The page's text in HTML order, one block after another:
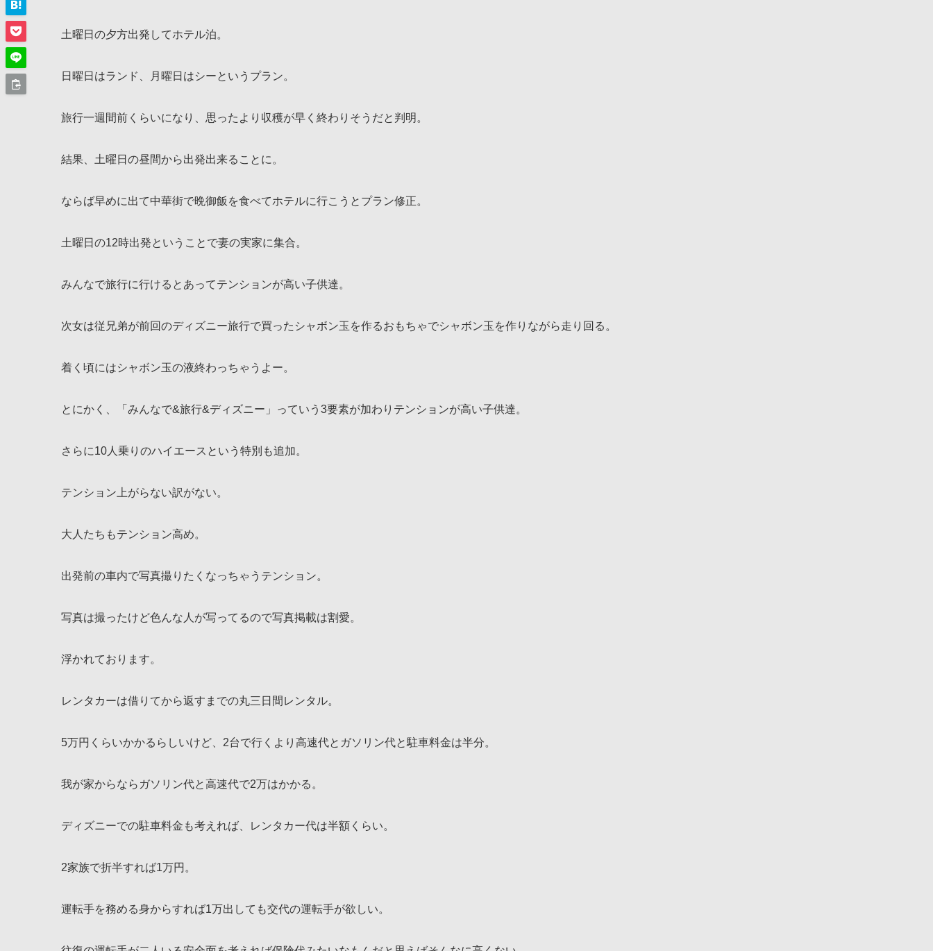
土曜日の夕方出発してホテル泊。
日曜日はランド、月曜日はシーというプラン。
旅行一週間前くらいになり、思ったより収穫が早く終わりそうだと判明。
結果、土曜日の昼間から出発出来ることに。
ならば早めに出て中華街で晩御飯を食べてホテルに行こうとプラン修正。
土曜日の12時出発ということで妻の実家に集合。
みんなで旅行に行けるとあってテンションが高い子供達。
次女は従兄弟が前回のディズニー旅行で買ったシャボン玉を作るおもちゃでシャボン玉を作りながら走り回る。
着く頃にはシャボン玉の液終わっちゃうよー。
とにかく、「みんなで&旅行&ディズニー」っていう3要素が加わりテンションが高い子供達。
さらに10人乗りのハイエースという特別も追加。
テンション上がらない訳がない。
大人たちもテンション高め。
出発前の車内で写真撮りたくなっちゃうテンション。
写真は撮ったけど色んな人が写ってるので写真掲載は割愛。
浮かれております。
レンタカーは借りてから返すまでの丸三日間レンタル。
5万円くらいかかるらしいけど、2台で行くより高速代とガソリン代と駐車料金は半分。
我が家からならガソリン代と高速代で2万はかかる。
ディズニーでの駐車料金も考えれば、レンタカー代は半額くらい。
2家族で折半すれば1万円。
運転手を務める身からすれば1万出しても交代の運転手が欲しい。